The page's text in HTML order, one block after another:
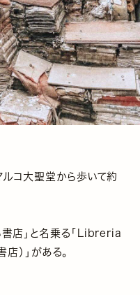
ルコ大聖堂から歩いて約
書店」と名乗る「Libreria
）」がある。